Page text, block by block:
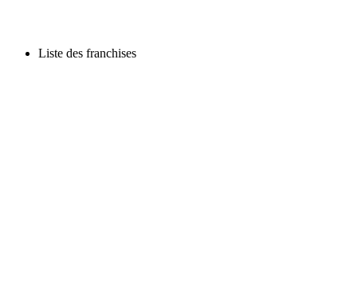
Liste des franchises